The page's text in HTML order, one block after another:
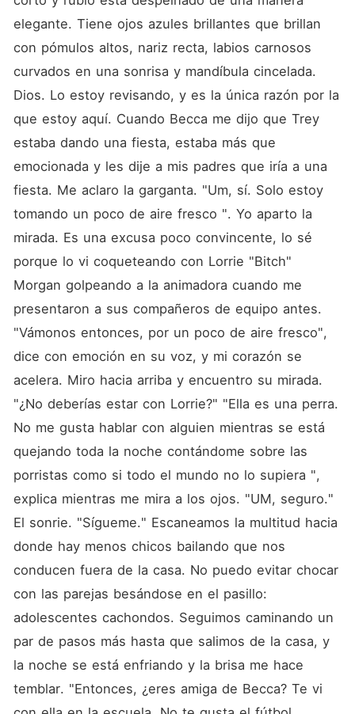
elegante. Tiene ojos azules brillantes que brillan
con pómulos altos, nariz recta, labios carnosos
curvados en una sonrisa y mandíbula cincelada.
Dios. Lo estoy revisando, y es la única razón por la
que estoy aquí. Cuando Becca me dijo que Trey
estaba dando una fiesta, estaba más que
emocionada y les dije a mis padres que iría a una
fiesta. Me aclaro la garganta. "Um, sí. Solo estoy
tomando un poco de aire fresco ". Yo aparto la
mirada. Es una excusa poco convincente, lo sé
porque lo vi coqueteando con Lorrie "Bitch"
Morgan golpeando a la animadora cuando me
presentaron a sus compañeros de equipo antes.
"Vámonos entonces, por un poco de aire fresco",
dice con emoción en su voz, y mi corazón se
acelera. Miro hacia arriba y encuentro su mirada.
"¿No deberías estar con Lorrie?" "Ella es una perra.
No me gusta hablar con alguien mientras se está
quejando toda la noche contándome sobre las
porristas como si todo el mundo no lo supiera ",
explica mientras me mira a los ojos. "UM, seguro."
El sonrie. "Sígueme." Escaneamos la multitud hacia
donde hay menos chicos bailando que nos
conducen fuera de la casa. No puedo evitar chocar
con las parejas besándose en el pasillo:
adolescentes cachondos. Seguimos caminando un
par de pasos más hasta que salimos de la casa, y
la noche se está enfriando y la brisa me hace
temblar. "Entonces, ¿eres amiga de Becca? Te vi